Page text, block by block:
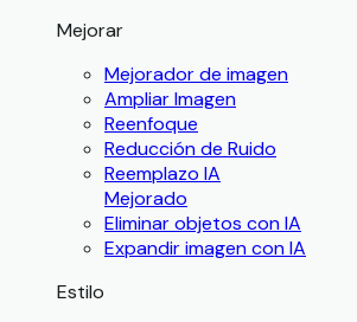
Mejorar
Mejorador de imagen
Ampliar Imagen
Reenfoque
Reducción de Ruido
Reemplazo IA
Mejorado
Eliminar objetos con IA
Expandir imagen con IA
Estilo